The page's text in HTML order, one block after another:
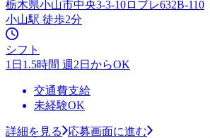
栃木県小山市中央3-3-10ロブレ632B-110
小山駅 徒歩2分
シフト
1日1.5時間 週2日からOK
交通費支給
未経験OK
詳細を見る 応募画面に進む